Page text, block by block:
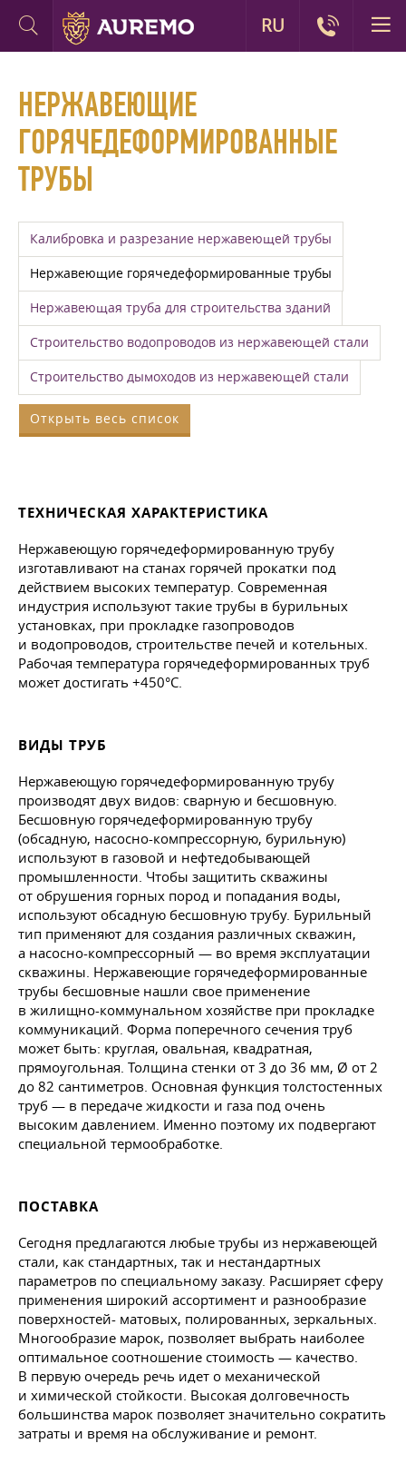
НЕРЖАВЕЮЩИЕ
ГОРЯЧЕДЕФОРМИРОВАННЫЕ
ТРУБЫ
Калибровка и разрезание нержавеющей трубы​
Нержавеющие горячедеформированные трубы
Нержавеющая труба для строительства зданий
Строительство водопроводов из нержавеющей стали
Строительство дымоходов из нержавеющей стали
Открыть весь список
ТЕХНИЧЕСКАЯ ХАРАКТЕРИСТИКА
Нержавеющую горячедеформированную трубу
изготавливают на станах горячей прокатки под
действием высоких температур. Современная
индустрия используют такие трубы в бурильных
установках, при прокладке газопроводов
и водопроводов, строительстве печей и котельных.
Рабочая температура горячедеформированных труб
может достигать +450°С.
ВИДЫ ТРУБ
Нержавеющую горячедеформированную трубу
производят двух видов: сварную и бесшовную.
Бесшовную горячедеформированную трубу
(обсадную, насосно-компрессорную, бурильную)
используют в газовой и нефтедобывающей
промышленности. Чтобы защитить скважины
от обрушения горных пород и попадания воды,
используют обсадную бесшовную трубу. Бурильный
тип применяют для создания различных скважин,
а насосно-компрессорный — во время эксплуатации
скважины. Нержавеющие горячедеформированные
трубы бесшовные нашли свое применение
в жилищно-коммунальном хозяйстве при прокладке
коммуникаций. Форма поперечного сечения труб
может быть: круглая, овальная, квадратная,
прямоугольная. Толщина стенки от 3 до 36 мм, Ø от 2
до 82 сантиметров. Основная функция толстостенных
труб — в передаче жидкости и газа под очень
высоким давлением. Именно поэтому их подвергают
специальной термообработке.
ПОСТАВКА
Сегодня предлагаются любые трубы из нержавеющей
стали, как стандартных, так и нестандартных
параметров по специальному заказу. Расширяет сферу
применения широкий ассортимент и разнообразие
поверхностей- матовых, полированных, зеркальных.
Многообразие марок, позволяет выбрать наиболее
оптимальное соотношение стоимость — качество.
В первую очередь речь идет о механической
и химической стойкости. Высокая долговечность
большинства марок позволяет значительно сократить
затраты и время на обслуживание и ремонт.
RU